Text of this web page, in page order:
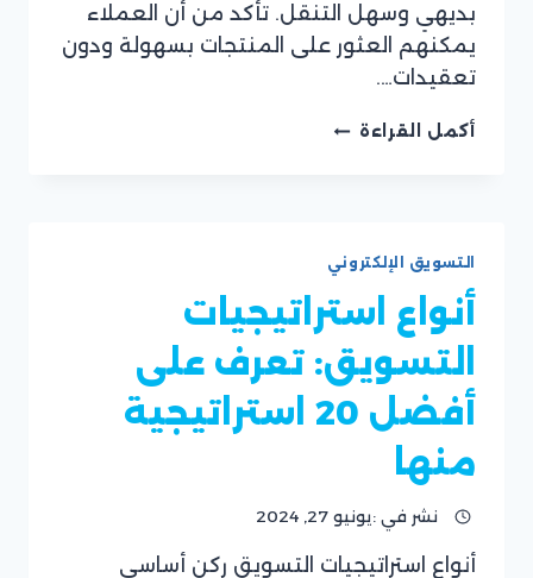
بديهي وسهل التنقل. تأكد من أن العملاء
يمكنهم العثور على المنتجات بسهولة ودون
تعقيدات….
أكمل القراءة خطوات
التسويق الإلكتروني
أنواع استراتيجيات
التسويق: تعرف على
أفضل 20 استراتيجية
منها
بقلم
نشر في :يونيو 27, 2024
أنواع استراتيجيات التسويق ركن أساسي